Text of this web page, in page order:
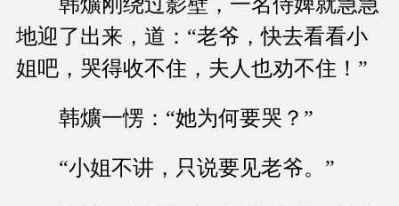
地迎了出来，道：“老爷，快去看看小
姐吧，哭得收不住，夫人也劝不住！”
韩爌一愣：“她为何要哭？”
“小姐不讲，只说要见老爷。”